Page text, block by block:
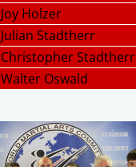
Joy Holzer
Julian Stadtherr
Christopher Stadtherr
Walter Oswald